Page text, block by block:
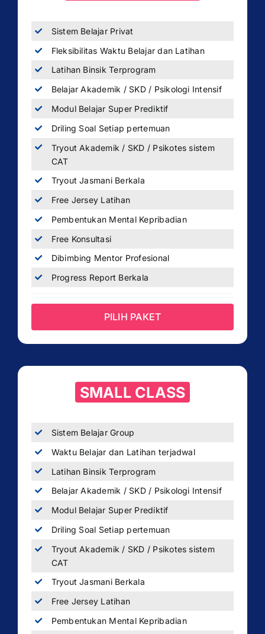
Sistem Belajar Privat
Fleksibilitas Waktu Belajar dan Latihan
Latihan Binsik Terprogram
Belajar Akademik / SKD / Psikologi Intensif
Modul Belajar Super Prediktif
Driling Soal Setiap pertemuan
Tryout Akademik / SKD / Psikotes sistem
CAT
Tryout Jasmani Berkala
Free Jersey Latihan
Pembentukan Mental Kepribadian
Free Konsultasi
Dibimbing Mentor Profesional
Progress Report Berkala
PILIH PAKET
SMALL CLASS
Sistem Belajar Group
Waktu Belajar dan Latihan terjadwal
Latihan Binsik Terprogram
Belajar Akademik / SKD / Psikologi Intensif
Modul Belajar Super Prediktif
Driling Soal Setiap pertemuan
Tryout Akademik / SKD / Psikotes sistem
CAT
Tryout Jasmani Berkala
Free Jersey Latihan
Pembentukan Mental Kepribadian